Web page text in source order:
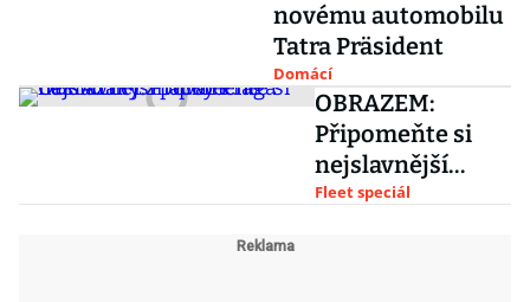
novému automobilu
Tatra Präsident
Domácí
OBRAZEM:
Připomeňte si
nejslavnější
poválečné
Fleet speciál